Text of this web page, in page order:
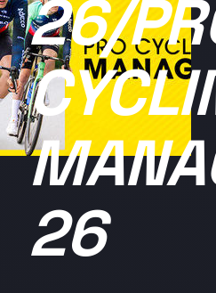
26/
26